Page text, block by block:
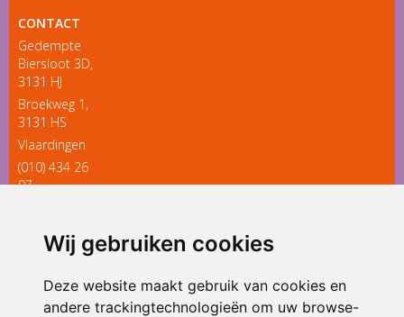
Wij gebruiken cookies
Deze website maakt gebruik van cookies en
andere trackingtechnologieën om uw browse-
CONTACT
Gedempte
Biersloot 3D,
3131 HJ
Broekweg 1,
3131 HS
Vlaardingen
(010) 434 26
97
ONDERDEEL VAN